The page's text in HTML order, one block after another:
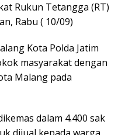
Rukun Tetangga (RT)
Rabu ( 10/09)
Kota Polda Jatim
masyarakat dengan
Malang pada
dalam 4.400 sak